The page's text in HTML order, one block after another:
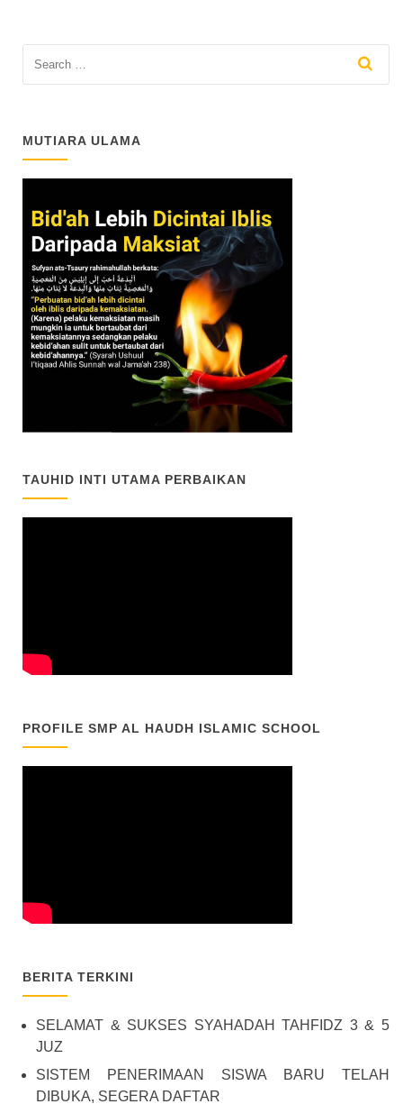
MUTIARA ULAMA
TAUHID INTI UTAMA PERBAIKAN
PROFILE SMP AL HAUDH ISLAMIC SCHOOL
BERITA TERKINI
SELAMAT & SUKSES SYAHADAH TAHFIDZ 3 & 5
JUZ
SISTEM PENERIMAAN SISWA BARU TELAH
DIBUKA, SEGERA DAFTAR